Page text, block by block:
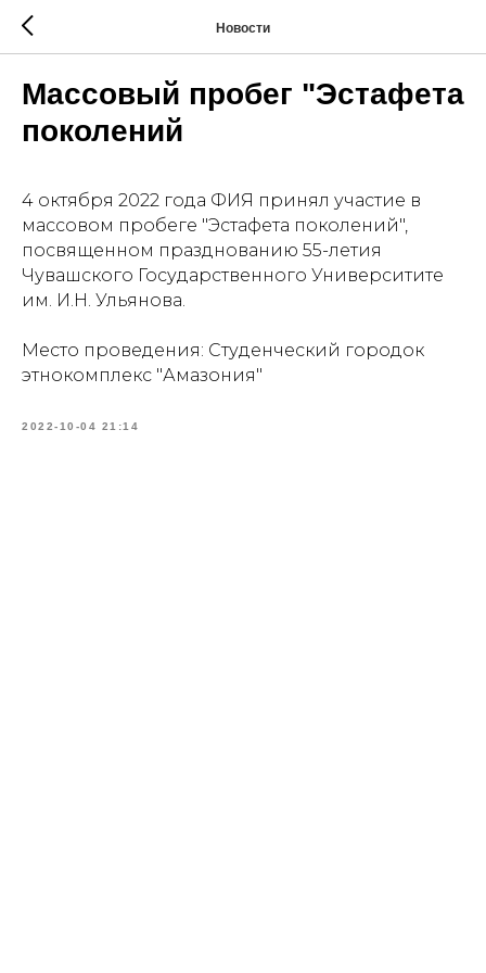
Новости
Массовый пробег "Эстафета
поколений
4 октября 2022 года ФИЯ принял участие в
массовом пробеге "Эстафета поколений",
посвященном празднованию 55-летия
Чувашского Государственного Университите
им. И.Н. Ульянова.
Место проведения: Студенческий городок
этнокомплекс "Амазония"
2022-10-04 21:14